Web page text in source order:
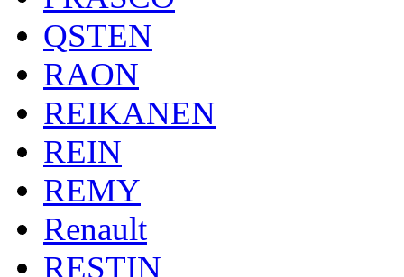
QSTEN
RAON
REIKANEN
REIN
REMY
Renault
RESTIN